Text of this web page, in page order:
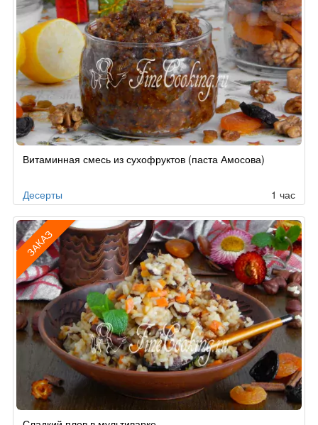
Витаминная смесь из сухофруктов (паста Амосова)
Десерты 1 час
ЗАКАЗ